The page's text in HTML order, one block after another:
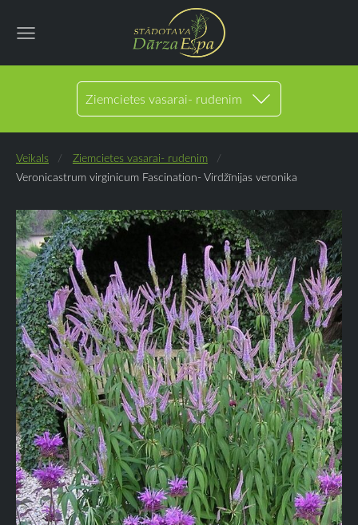
Ziemcietes vasarai- rudenim
Veikals
Ziemcietes vasarai- rudenim
Veronicastrum virginicum Fascination- Virdžīnijas veronika